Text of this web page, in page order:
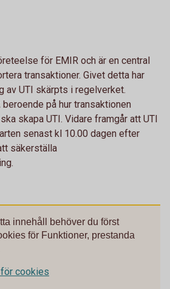
för EMIR och är en central
transaktioner. Givet detta har
av UTI skärpts i regelverket.
på hur transaktionen
skapa UTI. Vidare framgår att UTI
senast kl 10.00 dagen efter
säkerställa
innehåll behöver du först
för Funktioner, prestanda
cookies